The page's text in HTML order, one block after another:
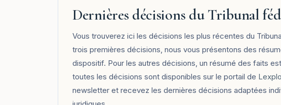
Dernières décisions du Tribunal
Vous trouverez ici les décisions les plus récentes du
trois premières décisions, nous vous présentons des
dispositif. Pour les autres décisions, un résumé des faits
toutes les décisions sont disponibles sur le portail de
newsletter et recevez les dernières décisions adaptées